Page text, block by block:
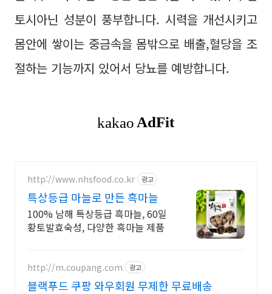
토시아닌 성분이 풍부합니다. 시력을 개선시키고
몸안에 쌓이는 중금속을 몸밖으로 배출,혈당을 조
절하는 기능까지 있어서 당뇨를 예방합니다.
http://www.nhsfood.co.kr 광고
특상등급 마늘로 만든 흑마늘
100% 남해 특상등급 흑마늘, 60일
황토발효숙성, 다양한 흑마늘 제품
http://m.coupang.com 광고
블랙푸드 쿠팡 와우회원 무제한 무료배송